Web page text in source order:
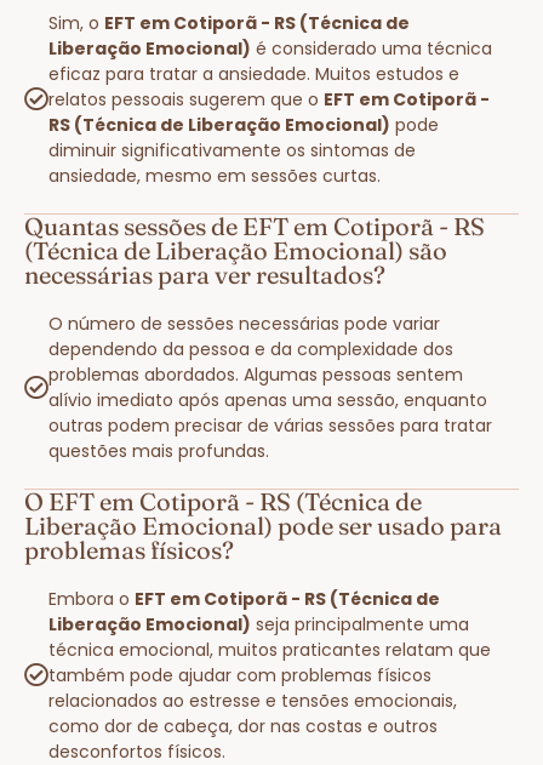
Sim, o EFT em Cotiporã - RS (Técnica de
Liberação Emocional) é considerado uma técnica
eficaz para tratar a ansiedade. Muitos estudos e
relatos pessoais sugerem que o EFT em Cotiporã -
RS (Técnica de Liberação Emocional) pode
diminuir significativamente os sintomas de
ansiedade, mesmo em sessões curtas.
Quantas sessões de EFT em Cotiporã - RS
(Técnica de Liberação Emocional) são
necessárias para ver resultados?
O número de sessões necessárias pode variar
dependendo da pessoa e da complexidade dos
problemas abordados. Algumas pessoas sentem
alívio imediato após apenas uma sessão, enquanto
outras podem precisar de várias sessões para tratar
questões mais profundas.
O EFT em Cotiporã - RS (Técnica de
Liberação Emocional) pode ser usado para
problemas físicos?
Embora o EFT em Cotiporã - RS (Técnica de
Liberação Emocional) seja principalmente uma
técnica emocional, muitos praticantes relatam que
também pode ajudar com problemas físicos
relacionados ao estresse e tensões emocionais,
como dor de cabeça, dor nas costas e outros
desconfortos físicos.